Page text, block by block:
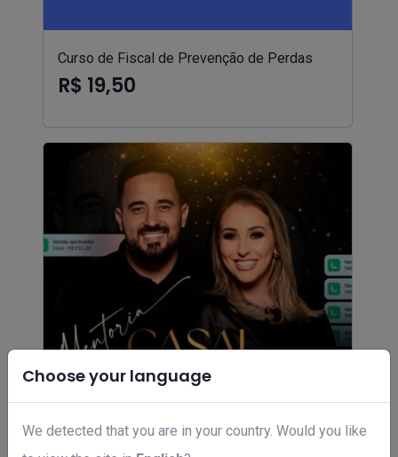
Choose your language
We detected that you are in your country. Would you like
Curso de Fiscal de Prevenção de Perdas
R$ 19,50